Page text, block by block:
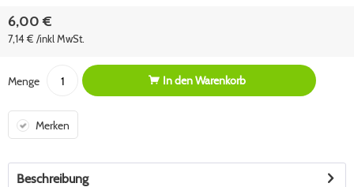
6,00 €
7,14 € /inkl MwSt.
Menge In denWarenkorb
Merken
Beschreibung